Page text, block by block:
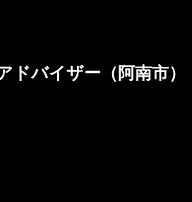
ドバイザー（阿南市）